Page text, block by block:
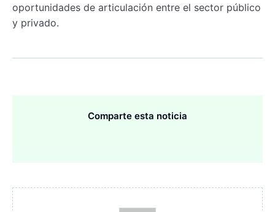
oportunidades de articulación entre el sector público
y privado.
Comparte esta noticia